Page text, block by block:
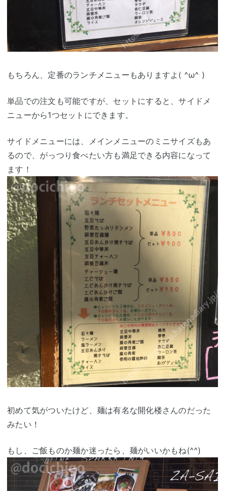
もちろん、定番のランチメニューもありますよ( ^ω^ )
単品での注文も可能ですが、セットにすると、サイドメ
ニューから1つセットにできます。
サイドメニューには、メインメニューのミニサイズもあ
るので、がっつり食べたい方も満足できる内容になって
ます！
初めて気がついたけど、麺は有名な開化楼さんのだった
みたい！
もし、ご飯ものか麺か迷ったら、麺がいいかもね(^^)